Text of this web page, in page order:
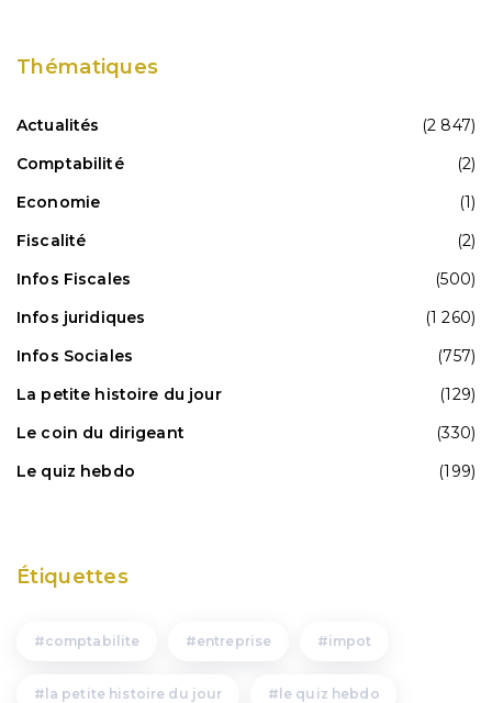
Thématiques
Actualités
(2 847)
Comptabilité
(2)
Economie
(1)
Fiscalité
(2)
Infos Fiscales
(500)
Infos juridiques
(1 260)
Infos Sociales
(757)
La petite histoire du jour
(129)
Le coin du dirigeant
(330)
Le quiz hebdo
(199)
Étiquettes
comptabilite entreprise impot
la petite histoire du jour le quiz hebdo